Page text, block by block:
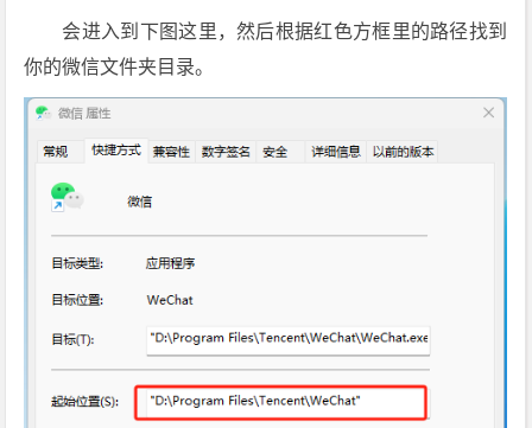
会进入到下图这里，然后根据红色方框里的路径找到
你的微信文件夹目录。